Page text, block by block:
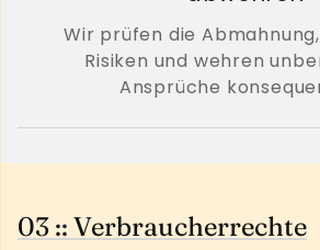
Wir prüfen die
Risiken und wehren
Ansprüche
03 :: Verbraucherrechte